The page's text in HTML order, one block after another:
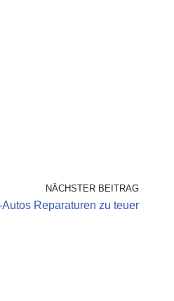
NÄCHSTER BEITRAG
Reparaturen zu teuer